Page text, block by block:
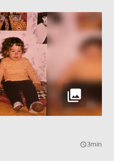
query_builder3min